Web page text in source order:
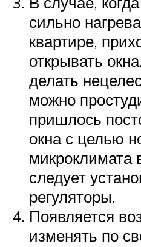
сильно
квартире,
открывать
делать
можно
пришлось
окна с целью
микроклимата
следует
регуляторы.
Появляется
изменять по